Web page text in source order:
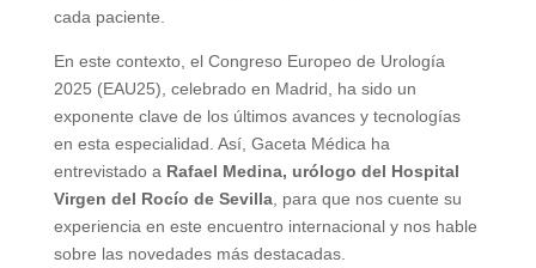
cada paciente.
En este contexto, el Congreso Europeo de Urología
2025 (EAU25), celebrado en Madrid, ha sido un
exponente clave de los últimos avances y tecnologías
en esta especialidad. Así, Gaceta Médica ha
entrevistado a Rafael Medina, urólogo del Hospital
Virgen del Rocío de Sevilla, para que nos cuente su
experiencia en este encuentro internacional y nos hable
sobre las novedades más destacadas.